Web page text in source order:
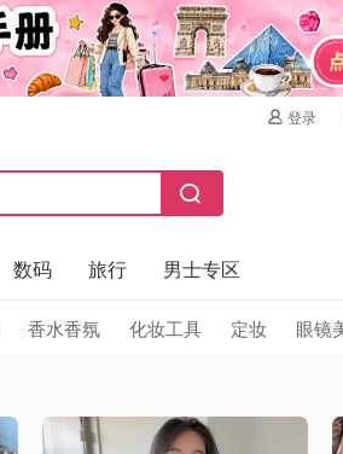
登录
数码 旅行 男士专区
香水香氛 化妆工具 定妆 眼镜